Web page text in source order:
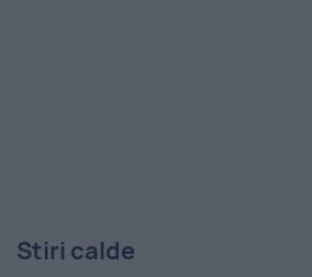
Stiri calde